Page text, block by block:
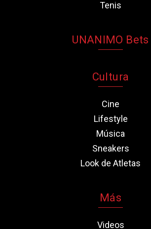
Tenis
UNANIMO Bets
Cultura
Cine
Lifestyle
Música
Sneakers
Look de Atletas
Más
Videos